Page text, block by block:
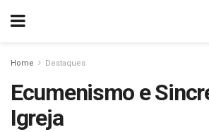
Home Destaques
Ecumenismo e
Igreja